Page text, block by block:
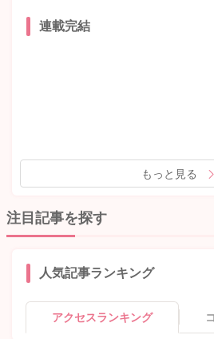
連載完結
もっと見る
注目記事を探す
人気記事ランキング
アクセスランキング